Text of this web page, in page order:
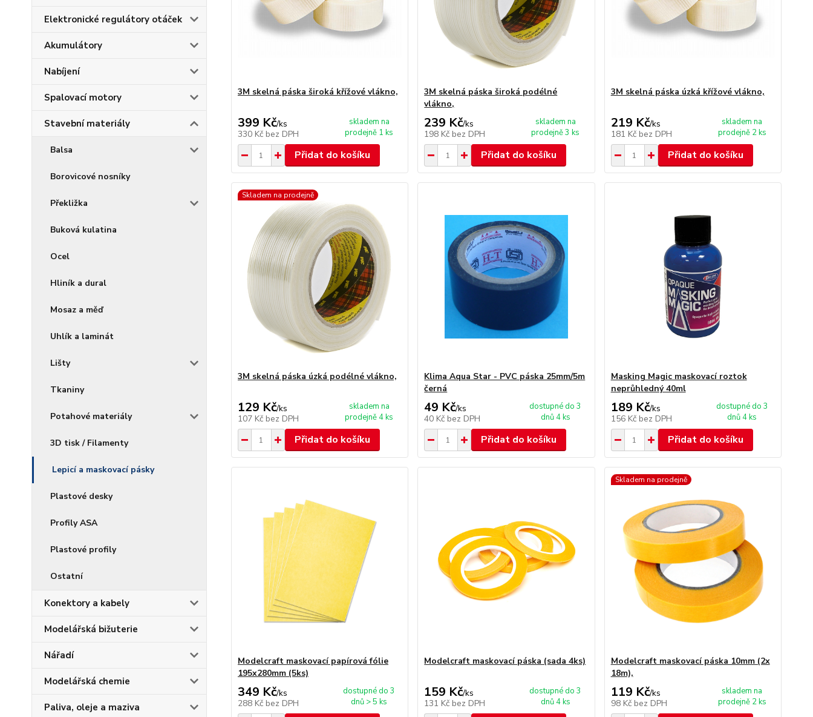
Elektronické regulátory otáček
Akumulátory
Nabíjení
Spalovací motory
Stavební materiály
Balsa
Borovicové nosníky
Překližka
Buková kulatina
Ocel
Hliník a dural
Mosaz a měď
Uhlík a laminát
Lišty
Tkaniny
Potahové materiály
3D tisk / Filamenty
Lepicí a maskovací pásky
Plastové desky
Profily ASA
Plastové profily
Ostatní
Konektory a kabely
Modelářská bižuterie
Nářadí
Modelářská chemie
Paliva, oleje a maziva
3M skelná páska široká křížové vlákno,
399 Kč/ks
330 Kč bez DPH
skladem na
prodejně 1 ks
Přidat do košíku
3M skelná páska široká podélné
vlákno,
239 Kč/ks
198 Kč bez DPH
skladem na
prodejně 3 ks
Přidat do košíku
3M skelná páska úzká křížové vlákno,
219 Kč/ks
181 Kč bez DPH
skladem na
prodejně 2 ks
Přidat do košíku
Skladem na prodejně
3M skelná páska úzká podélné vlákno,
129 Kč/ks
107 Kč bez DPH
skladem na
prodejně 4 ks
Přidat do košíku
Klima Aqua Star - PVC páska 25mm/5m
černá
49 Kč/ks
40 Kč bez DPH
dostupné do 3
dnů 4 ks
Přidat do košíku
Masking Magic maskovací roztok
neprůhledný 40ml
189 Kč/ks
156 Kč bez DPH
dostupné do 3
dnů 4 ks
Přidat do košíku
Modelcraft maskovací papírová fólie
195x280mm (5ks)
349 Kč/ks
288 Kč bez DPH
dostupné do 3
dnů > 5 ks
Modelcraft maskovací páska (sada 4ks)
159 Kč/ks
131 Kč bez DPH
dostupné do 3
dnů 4 ks
Skladem na prodejně
Modelcraft maskovací páska 10mm (2x
18m),
119 Kč/ks
98 Kč bez DPH
skladem na
prodejně 2 ks